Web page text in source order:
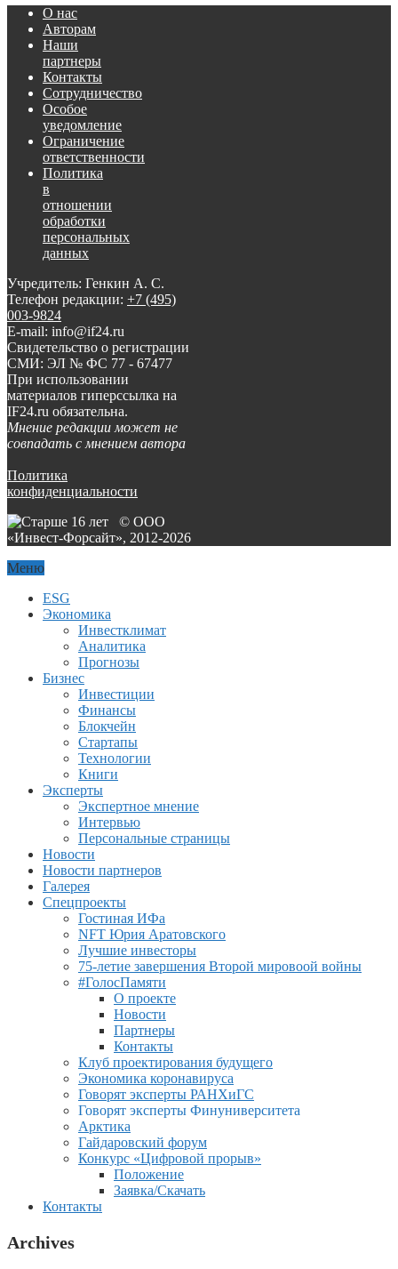
О нас
Авторам
Наши
партнеры
Контакты
Сотрудничество
Особое
уведомление
Ограничение
ответственности
Политика
в
отношении
обработки
персональных
данных
Учредитель: Генкин А. С.
Телефон редакции: +7 (495)
003-9824
E-mail: info@if24.ru
Свидетельство о регистрации
СМИ: ЭЛ № ФС 77 - 67477
При использовании
материалов гиперссылка на
IF24.ru обязательна.
Мнение редакции может не
совпадать с мнением автора
Политика
конфиденциальности
© ООО
«Инвест-Форсайт», 2012-2026
Меню
ESG
Экономика
Инвестклимат
Аналитика
Прогнозы
Бизнес
Инвестиции
Финансы
Блокчейн
Стартапы
Технологии
Книги
Эксперты
Экспертное мнение
Интервью
Персональные страницы
Новости
Новости партнеров
Галерея
Спецпроекты
Гостиная ИФа
NFT Юрия Аратовского
Лучшие инвесторы
75-летие завершения Второй мировоой войны
#ГолосПамяти
О проекте
Новости
Партнеры
Контакты
Клуб проектирования будущего
Экономика коронавируса
Говорят эксперты РАНХиГС
Говорят эксперты Финуниверситета
Арктика
Гайдаровский форум
Конкурс «Цифровой прорыв»
Положение
Заявка/Скачать
Контакты
Archives